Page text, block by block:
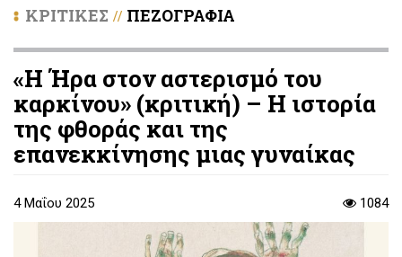
ΚΡΙΤΙΚΕΣ // ΠΕΖΟΓΡΑΦΙΑ
«Η Ήρα στον αστερισμό του
καρκίνου» (κριτική) – Η ιστορία
της φθοράς και της
επανεκκίνησης μιας γυναίκας
4 Μαΐου 2025 1084